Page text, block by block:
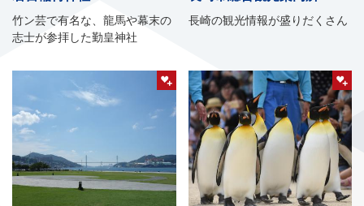
竹ン芸で有名な、龍馬や幕末の
志士が参拝した勤皇神社
長崎の観光情報が盛りだくさん